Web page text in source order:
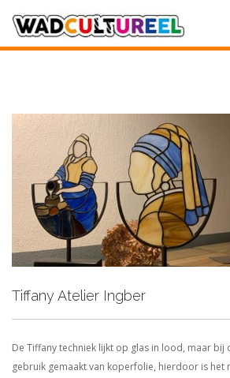
DEELNEMERS
DOE MEE
CONTACT
ORGANISATIE
Tiffany Atelier Ingber
De Tiffany techniek lijkt op glas in lood, maar bij
gebruik gemaakt van koperfolie, hierdoor is het